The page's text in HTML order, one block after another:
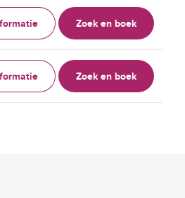
Zoek en boek
Zoek en boek